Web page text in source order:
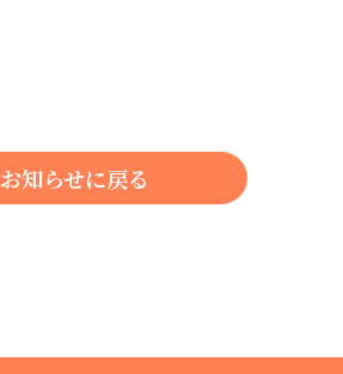
お知らせに戻る